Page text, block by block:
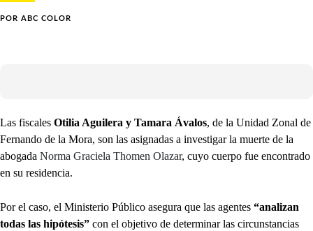
POR ABC COLOR
Las fiscales Otilia Aguilera y Tamara Ávalos, de la Unidad Zonal de
Fernando de la Mora, son las asignadas a investigar la muerte de la
abogada Norma Graciela Thomen Olazar, cuyo cuerpo fue encontrado
en su residencia.
Por el caso, el Ministerio Público asegura que las agentes “analizan
todas las hipótesis” con el objetivo de determinar las circunstancias